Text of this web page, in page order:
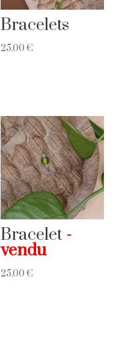
Bracelets
25,00€
Bracelet
25,00€